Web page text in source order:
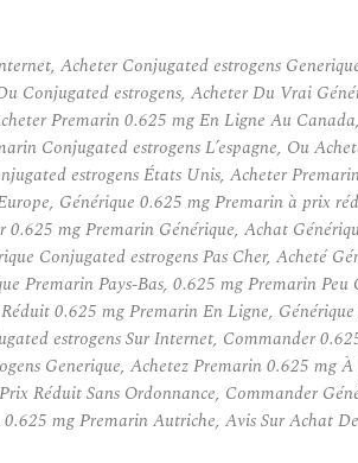
Acheter Conjugated estrogens
Conjugated estrogens, Acheter Du Vrai
Premarin 0.625 mg En Ligne Au
Conjugated estrogens L’espagne, Ou
estrogens États Unis, Acheter
Générique 0.625 mg Premarin à prix
mg Premarin Générique, Achat
Conjugated estrogens Pas Cher, Acheté
Premarin Pays-Bas, 0.625 mg Premarin
0.625 mg Premarin En Ligne,
estrogens Sur Internet, Commander
Generique, Achetez Premarin 0.625 mg
Réduit Sans Ordonnance, Commander
mg Premarin Autriche, Avis Sur Achat